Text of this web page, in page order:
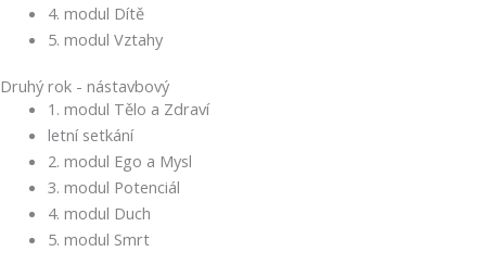
4. modul Dítě
5. modul Vztahy
Druhý rok - nástavbový
1. modul Tělo a Zdraví
letní setkání
2. modul Ego a Mysl
3. modul Potenciál
4. modul Duch
5. modul Smrt